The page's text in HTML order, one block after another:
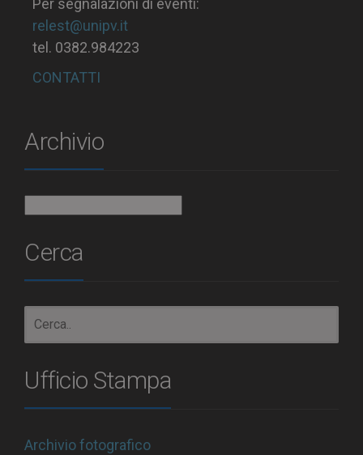
Per segnalazioni di eventi:
relest@unipv.it
tel. 0382.984223
CONTATTI
Archivio
Cerca
Ufficio Stampa
Archivio fotografico